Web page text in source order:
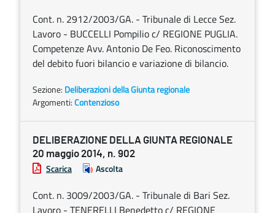
Cont. n. 2912/2003/GA. - Tribunale di Lecce Sez.
Lavoro - BUCCELLI Pompilio c/ REGIONE PUGLIA.
Competenze Avv. Antonio De Feo. Riconoscimento
del debito fuori bilancio e variazione di bilancio.
Sezione: Deliberazioni della Giunta regionale
Argomenti:Contenzioso
DELIBERAZIONE DELLA GIUNTA REGIONALE
20 maggio 2014, n. 902
Scarica Ascolta
Cont. n. 3009/2003/GA. - Tribunale di Bari Sez.
Lavoro - TENERELLI Benedetto c/ REGIONE